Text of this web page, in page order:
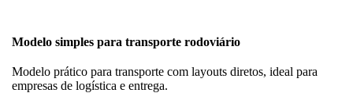
Modelo simples para transporte rodoviário
Modelo prático para transporte com layouts diretos, ideal para
empresas de logística e entrega.